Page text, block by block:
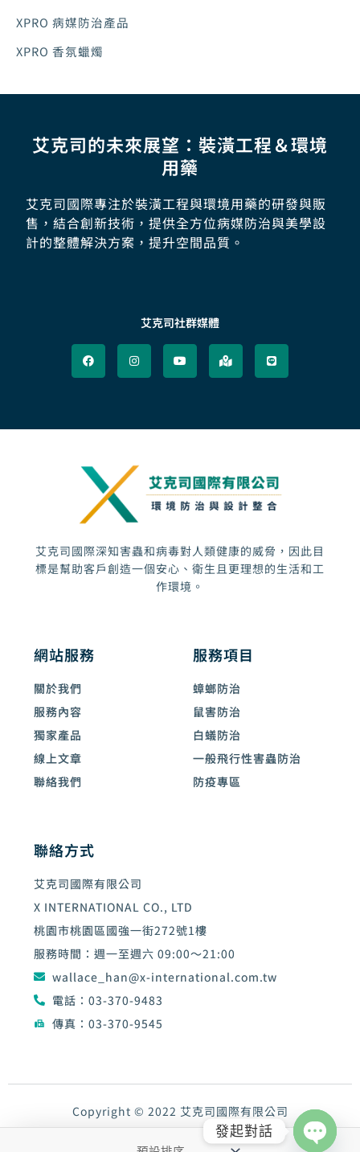
XPRO 病媒防治產品
XPRO 香氛蠟燭
艾克司的未來展望：裝潢工程＆環境
用藥
艾克司國際專注於裝潢工程與環境用藥的研發與販
售，結合創新技術，提供全方位病媒防治與美學設
計的整體解決方案，提升空間品質。
艾克司社群媒體
a
c
e
b
n
s
t
a
m
o
u
u
a
p
-
m
e
l
t
i
n
e
艾克司國際深知害蟲和病毒對人類健康的威脅，因此目
標是幫助客戶創造一個安心、衛生且更理想的生活和工
作環境。
網站服務
關於我們
服務內容
獨家產品
線上文章
聯絡我們
服務項目
蟑螂防治
鼠害防治
白蟻防治
一般飛行性害蟲防治
防疫專區
聯絡方式
艾克司國際有限公司
X INTERNATIONAL CO., LTD
桃園市桃園區國強一街272號1樓
服務時間：週一至週六 09:00～21:00
wallace_han@x-international.com.tw
電話：03-370-9483
傳真：03-370-9545
Copyright © 2022 艾克司國際有限公司
Design by goodface數位行銷工作室
發起對話